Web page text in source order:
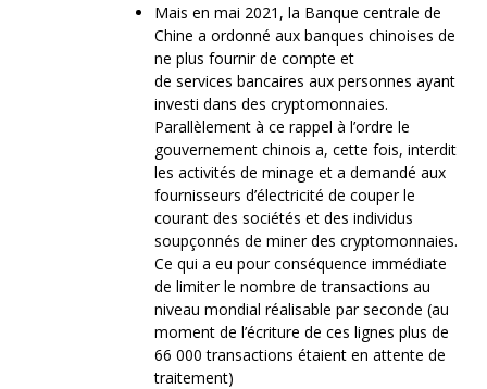
Mais en mai 2021, la Banque centrale de
Chine a ordonné aux banques chinoises de
ne plus fournir de compte et
de services bancaires aux personnes ayant
investi dans des cryptomonnaies.
Parallèlement à ce rappel à l’ordre le
gouvernement chinois a, cette fois, interdit
les activités de minage et a demandé aux
fournisseurs d’électricité de couper le
courant des sociétés et des individus
soupçonnés de miner des cryptomonnaies.
Ce qui a eu pour conséquence immédiate
de limiter le nombre de transactions au
niveau mondial réalisable par seconde (au
moment de l’écriture de ces lignes plus de
66 000 transactions étaient en attente de
traitement)